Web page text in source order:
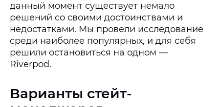
данный момент существует немало
решений со своими достоинствами и
недостатками. Мы провели исследование
среди наиболее популярных, и для себя
решили остановиться на одном —
Riverpod.
Варианты стейт-